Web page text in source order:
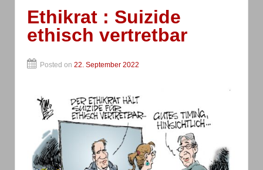
Ethikrat : Suizide
ethisch vertretbar
Posted on 22. September 2022